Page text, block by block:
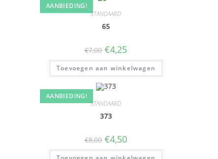
AANBIEDING!
STANDAARD
65
€7,00 €4,25
Toevoegen aan winkelwagen
AANBIEDING!
STANDAARD
373
€8,00 €4,50